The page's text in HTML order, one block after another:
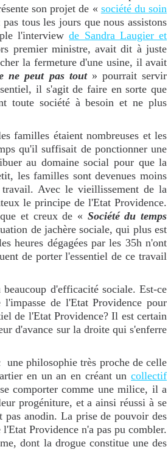
son projet de « société du soin
tous les jours que nous assistons
l'interviewde Sandra Laugier et
premier ministre, avait dit à juste
la fermeture d'une usine, il avait
ne peut pas tout» pourrait servir
il s'agit de faire en sorte que
toute société à besoin et ne plus
familles étaient nombreuses et les
qu'il suffisait de ponctionner une
au domaine social pour que la
les familles sont devenues moins
Avec le vieillissement de la
le principe de l'Etat Providence.
et creux de « Société du temps
de jachère sociale, qui plus est
heures dégagées par les 35h n'ont
de porter l'essentiel de ce travail
d'efficacité sociale. Est-ce
de l'Etat Providence pour
de l'Etat Providence? Il est certain
d'avance sur la droite qui s'enferre
philosophie très proche de celle
en un an en créant uncollectif
comporter comme une milice, il a
progéniture, et a ainsi réussi à se
anodin. La prise de pouvoir des
Providence n'a pas pu combler.
dont la drogue constitue une des